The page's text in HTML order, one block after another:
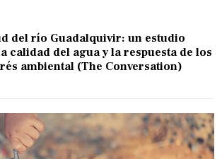
del río Guadalquivir: un estudio
calidad del agua y la respuesta de los
ambiental (The Conversation)